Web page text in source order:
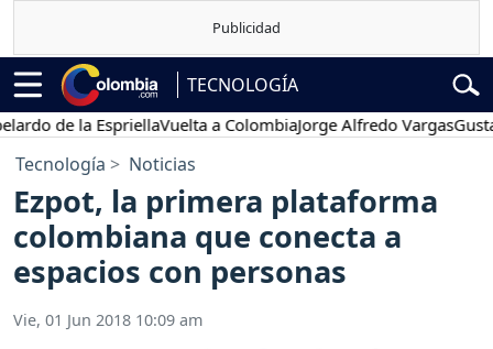
TECNOLOGÍA
la EspriellaVuelta a ColombiaJorge Alfredo VargasGustavo
Tecnología Noticias
Ezpot, la primera plataforma
colombiana que conecta a
espacios con personas
Vie, 01 Jun 2018 10:09 am